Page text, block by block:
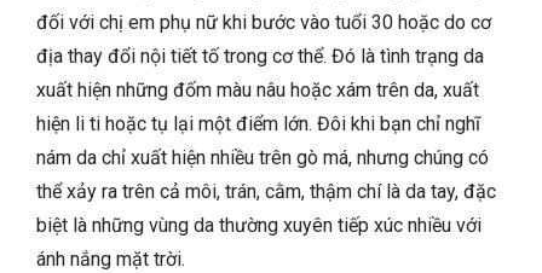
đối với chị em phụ nữ khi bước vào tuổi 30 hoặc do cơ
địa thay đổi nội tiết tố trong cơ thể. Đó là tình trạng da
xuất hiện những đốm màu nâu hoặc xám trên da, xuất
hiện li ti hoặc tụ lại một điểm lớn. Đôi khi bạn chỉ nghĩ
nám da chỉ xuất hiện nhiều trên gò má, nhưng chúng có
thể xảy ra trên cả môi, trán, cằm, thậm chí là da tay, đặc
biệt là những vùng da thường xuyên tiếp xúc nhiều với
ánh nắng mặt trời.